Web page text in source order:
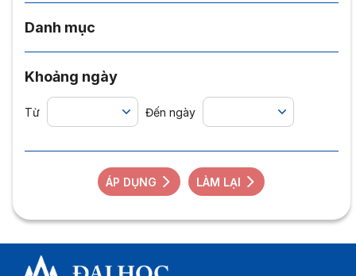
Danh mục
Khoảng ngày
Từ Đến ngày
ÁP DỤNG LÀM LẠI